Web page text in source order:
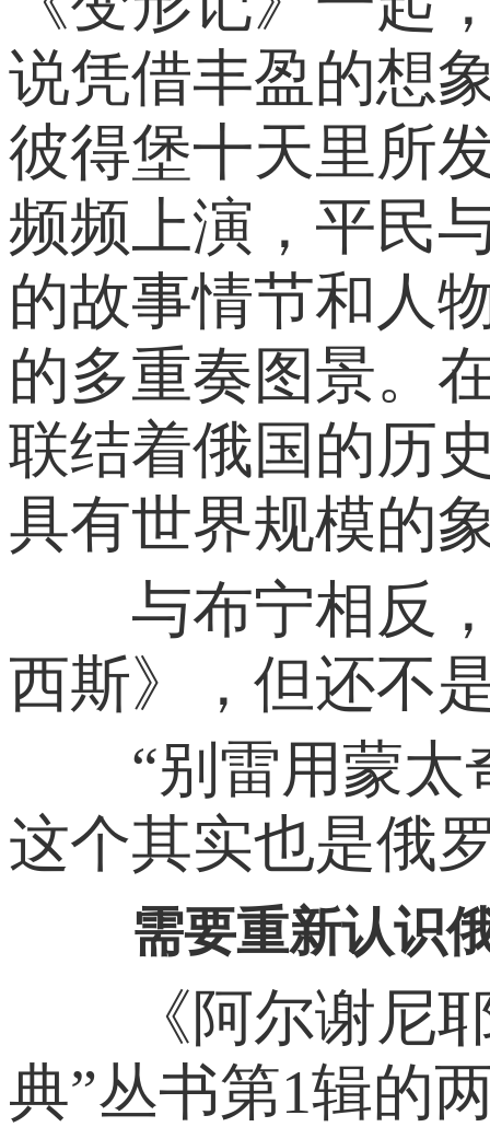
说凭借丰盈的想
彼得堡十天里所
频频上演，平民
的故事情节和人
的多重奏图景。
联结着俄国的历
具有世界规模的
与布宁相反，
西斯》，但还不
“别雷用蒙太奇
这个其实也是俄
需要重新认识
《阿尔谢尼耶
典”丛书第1辑的